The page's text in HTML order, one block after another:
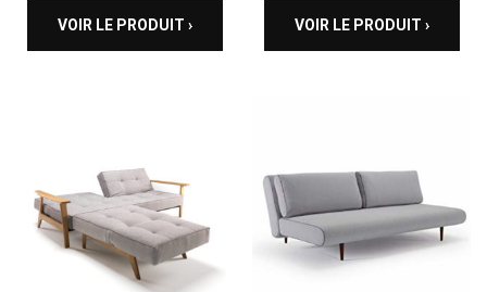
VOIR LE PRODUIT › VOIR LE PRODUIT ›